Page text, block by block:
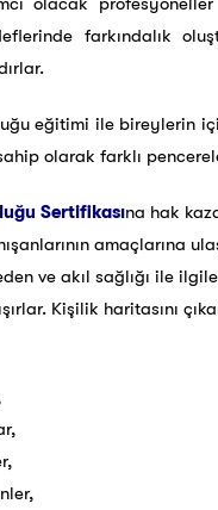
farkındalık
eğitimi ile bireylerin
olarak farklı
Sertifikasına hak
amaçlarına
ve akıl sağlığı ile
Kişilik haritasını